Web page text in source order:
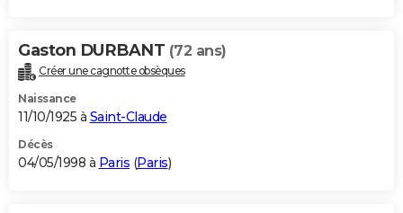
Gaston DURBANT (72 ans)
Créer une cagnotte obsèques
Naissance
11/10/1925 à Saint-Claude
Décès
04/05/1998 à Paris (Paris)